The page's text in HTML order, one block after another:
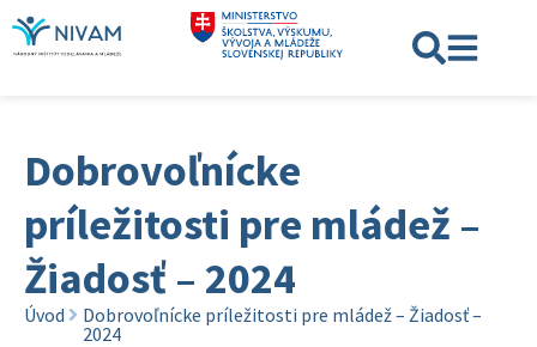
Dobrovoľnícke
príležitosti pre mládež –
Žiadosť – 2024
Úvod
Dobrovoľnícke príležitosti pre mládež – Žiadosť –
2024